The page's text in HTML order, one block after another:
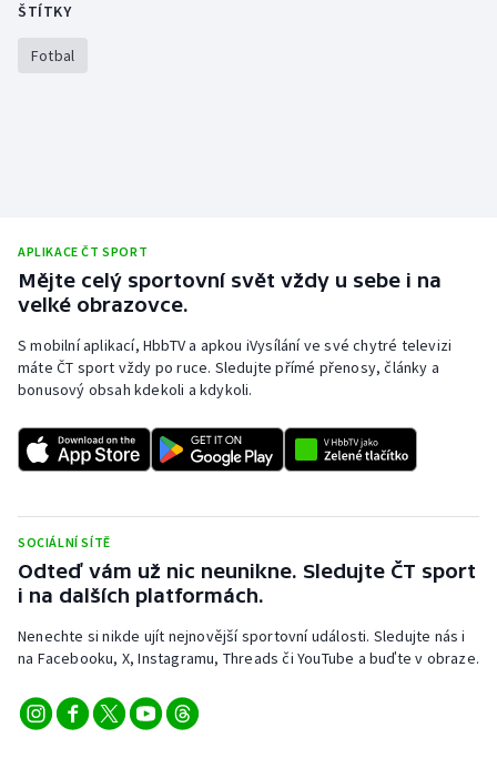
ŠTÍTKY
Fotbal
APLIKACE ČT SPORT
Mějte celý sportovní svět vždy u sebe i na
velké obrazovce.
S mobilní aplikací, HbbTV a apkou iVysílání ve své chytré televizi
máte ČT sport vždy po ruce. Sledujte přímé přenosy, články a
bonusový obsah kdekoli a kdykoli.
SOCIÁLNÍ SÍTĚ
Odteď vám už nic neunikne. Sledujte ČT sport
i na dalších platformách.
Nenechte si nikde ujít nejnovější sportovní události. Sledujte nás i
na Facebooku, X, Instagramu, Threads či YouTube a buďte v obraze.